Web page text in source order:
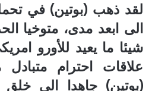
لقد ذهب (بوتين) في
الى ابعد مدى، متوخيا
شيئا ما يعيد للأورو
علاقات احترام
(بوتين) جاهدا الى